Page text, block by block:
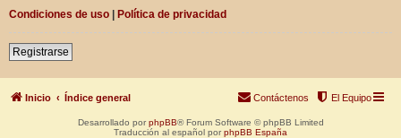
Condiciones de uso | Política de privacidad
Registrarse
Inicio Índice general El Equipo
Contáctenos
Desarrollado por phpBB® Forum Software © phpBB Limited
Traducción al español por phpBB España